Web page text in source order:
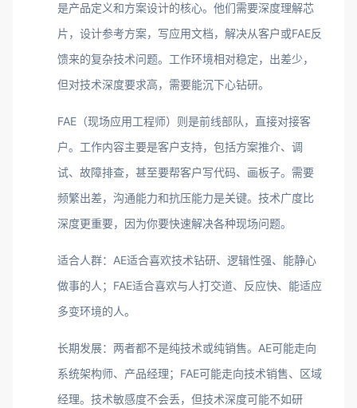
是产品定义和方案设计的核心。他们需要深度理解芯
片，设计参考方案，写应用文档，解决从客户或FAE反
馈来的复杂技术问题。工作环境相对稳定，出差少，
但对技术深度要求高，需要能沉下心钻研。
FAE（现场应用工程师）则是前线部队，直接对接客
户。工作内容主要是客户支持，包括方案推介、调
试、故障排查，甚至要帮客户写代码、画板子。需要
频繁出差，沟通能力和抗压能力是关键。技术广度比
深度更重要，因为你要快速解决各种现场问题。
适合人群：AE适合喜欢技术钻研、逻辑性强、能静心
做事的人；FAE适合喜欢与人打交道、反应快、能适应
多变环境的人。
长期发展：两者都不是纯技术或纯销售。AE可能走向
系统架构师、产品经理；FAE可能走向技术销售、区域
经理。技术敏感度不会丢，但技术深度可能不如研